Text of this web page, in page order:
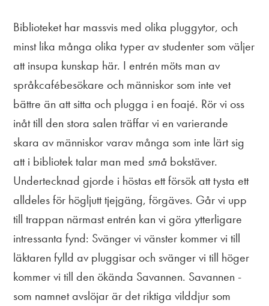
Biblioteket har massvis med olika pluggytor, och
minst lika många olika typer av studenter som väljer
att insupa kunskap här. I entrén möts man av
språkcafébesökare och människor som inte vet
bättre än att sitta och plugga i en foajé. Rör vi oss
inåt till den stora salen träffar vi en varierande
skara av människor varav många som inte lärt sig
att i bibliotek talar man med små bokstäver.
Undertecknad gjorde i höstas ett försök att tysta ett
alldeles för högljutt tjejgäng, förgäves. Går vi upp
till trappan närmast entrén kan vi göra ytterligare
intressanta fynd: Svänger vi vänster kommer vi till
läktaren fylld av pluggisar och svänger vi till höger
kommer vi till den ökända Savannen. Savannen -
som namnet avslöjar är det riktiga vilddjur som